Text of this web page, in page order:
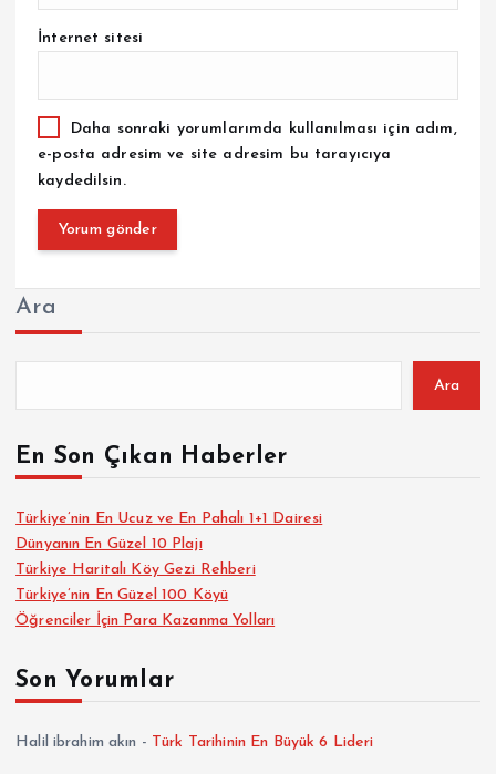
İnternet sitesi
Daha sonraki yorumlarımda kullanılması için adım,
e-posta adresim ve site adresim bu tarayıcıya
kaydedilsin.
Ara
Ara
En Son Çıkan Haberler
Türkiye’nin En Ucuz ve En Pahalı 1+1 Dairesi
Dünyanın En Güzel 10 Plajı
Türkiye Haritalı Köy Gezi Rehberi
Türkiye’nin En Güzel 100 Köyü
Öğrenciler İçin Para Kazanma Yolları
Son Yorumlar
Halil ibrahim akın - Türk Tarihinin En Büyük 6 Lideri